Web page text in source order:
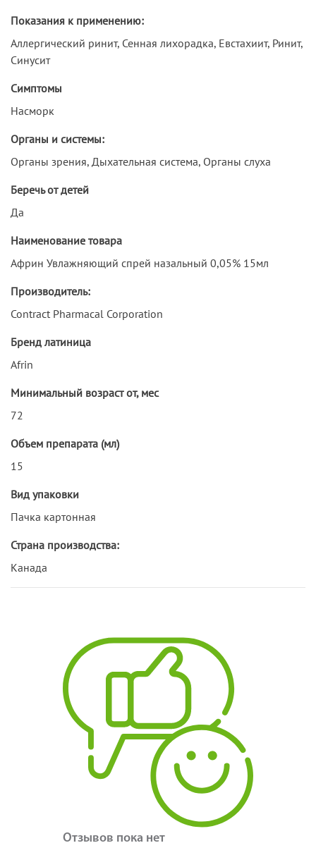
Показания к применению:
Аллергический ринит, Сенная лихорадка, Евстахиит, Ринит,
Синусит
Симптомы
Насморк
Органы и системы:
Органы зрения, Дыхательная система, Органы слуха
Беречь от детей
Да
Наименование товара
Африн Увлажняющий спрей назальный 0,05% 15мл
Производитель:
Contract Pharmacal Corporation
Бренд латиница
Afrin
Минимальный возраст от, мес
72
Объем препарата (мл)
15
Вид упаковки
Пачка картонная
Страна производства:
Канада
Отзывов пока нет